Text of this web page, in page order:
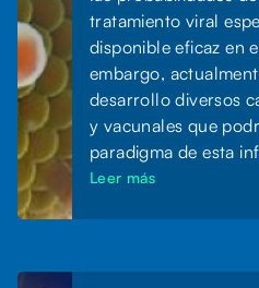
tratamiento viral
disponible eficaz en
embargo,
desarrollo diversos
y vacunales que
paradigma de esta
Leer más